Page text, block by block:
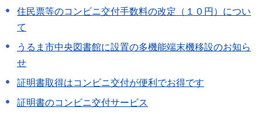
住民票等のコンビニ交付手数料の改定（１０円）につい
て
うるま市中央図書館に設置の多機能端末機移設のお知ら
せ
証明書取得はコンビニ交付が便利でお得です
証明書のコンビニ交付サービス